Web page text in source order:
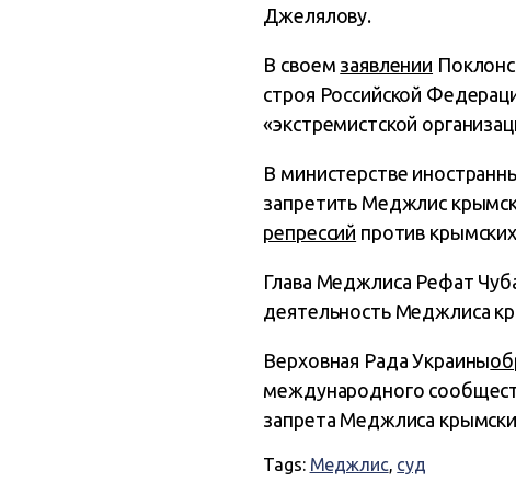
Джелялову.
В своем заявлении
строя Российской
«экстремистской
В министерстве
запретить Меджлис
репрессий против
Глава Меджлиса Рефат
деятельность Меджлиса
Верховная Рада Украины
международного
запрета Меджлиса
Tags: Меджлис, суд